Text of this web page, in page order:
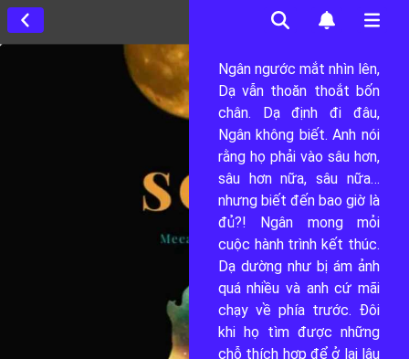
Ngân ngước mắt nhìn lên,
Dạ vẫn thoăn thoắt bốn
chân. Dạ định đi đâu,
Ngân không biết. Anh nói
rằng họ phải vào sâu hơn,
sâu hơn nữa, sâu nữa…
nhưng biết đến bao giờ là
đủ?! Ngân mong mỏi
cuộc hành trình kết thúc.
Dạ dường như bị ám ảnh
quá nhiều và anh cứ mãi
chạy về phía trước. Đôi
khi họ tìm được những
chỗ thích hợp để ở lại lâu